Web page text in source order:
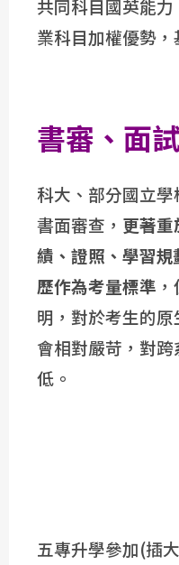
共同科目國英能
業科目加權優勢，
書審、面
科大、部分國立
書面審查， 更著
績、證照、學習
歷作為考量標準
明，對於考生的
會相對嚴苛，對
低。
五專升學參加(插